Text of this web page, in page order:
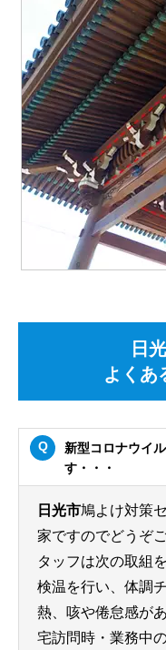
日
よくあ
新型コロナウイ
す・・・
日光市鳩よけ対策
家ですのでどうぞ
タッフは次の取組
検温を行い、体調
熱、咳や倦怠感が
宅訪問時・業務中